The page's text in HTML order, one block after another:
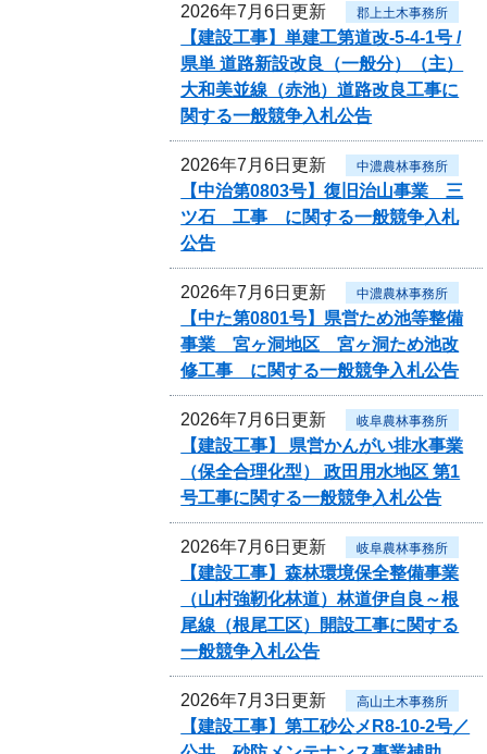
2026年7月6日更新 郡上土木事務所
【建設工事】単建工第道改-5-4-1号 /
県単 道路新設改良（一般分）（主）
大和美並線（赤池）道路改良工事に
関する一般競争入札公告
2026年7月6日更新 中濃農林事務所
【中治第0803号】復旧治山事業 三
ツ石 工事 に関する一般競争入札
公告
2026年7月6日更新 中濃農林事務所
【中た第0801号】県営ため池等整備
事業 宮ヶ洞地区 宮ヶ洞ため池改
修工事 に関する一般競争入札公告
2026年7月6日更新 岐阜農林事務所
【建設工事】 県営かんがい排水事業
（保全合理化型） 政田用水地区 第1
号工事に関する一般競争入札公告
2026年7月6日更新 岐阜農林事務所
【建設工事】森林環境保全整備事業
（山村強靭化林道）林道伊自良～根
尾線（根尾工区）開設工事に関する
一般競争入札公告
2026年7月3日更新 高山土木事務所
【建設工事】第工砂公メR8-10-2号／